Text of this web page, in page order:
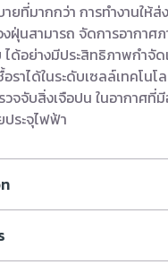
ยที่มากกว่า การทำงานให้ส่
ฝุ่นสามารถ จัดการอากาศภ
ด้อย่างมีประสิทธิภาพกำจัด
ราได้ในระดับเซลล์เทคโน
วจจับสิ่งเจือปน ในอากาศที่
ระจุไฟฟ้า